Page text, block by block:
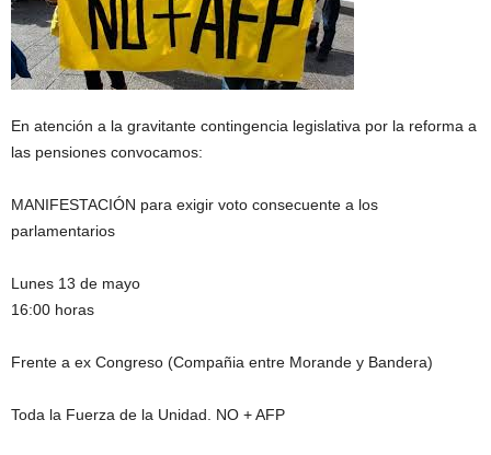
En atención a la gravitante contingencia legislativa por la reforma a
las pensiones convocamos:
MANIFESTACIÓN para exigir voto consecuente a los
parlamentarios
Lunes 13 de mayo
16:00 horas
Frente a ex Congreso (Compañia entre Morande y Bandera)
Toda la Fuerza de la Unidad. NO + AFP